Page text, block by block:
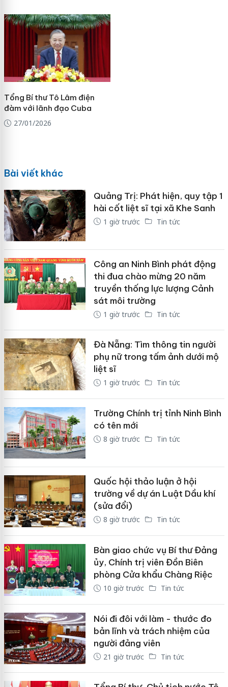
Tổng Bí thư Tô Lâm điện
đàm với lãnh đạo Cuba
27/01/2026
Bài viết khác
Quảng Trị: Phát hiện, quy tập 1
hài cốt liệt sĩ tại xã Khe Sanh
1 giờ trước Tin tức
Công an Ninh Bình phát động
thi đua chào mừng 20 năm
truyền thống lực lượng Cảnh
sát môi trường
1 giờ trước Tin tức
Đà Nẵng: Tìm thông tin người
phụ nữ trong tấm ảnh dưới mộ
liệt sĩ
1 giờ trước Tin tức
Trường Chính trị tỉnh Ninh Bình
có tên mới
8 giờ trước Tin tức
Quốc hội thảo luận ở hội
trường về dự án Luật Dầu khí
(sửa đổi)
8 giờ trước Tin tức
Bàn giao chức vụ Bí thư Đảng
ủy, Chính trị viên Đồn Biên
phòng Cửa khẩu Chàng Riệc
10 giờ trước Tin tức
Nói đi đôi với làm - thước đo
bản lĩnh và trách nhiệm của
người đảng viên
21 giờ trước Tin tức